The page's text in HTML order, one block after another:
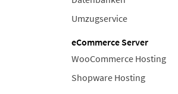
Umzugservice
eCommerce Server
WooCommerce Hosting
Shopware Hosting